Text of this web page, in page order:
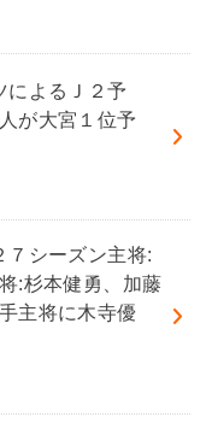
によるＪ２予
が大宮１位予
７シーズン主将:
:杉本健勇、加藤
主将に木寺優